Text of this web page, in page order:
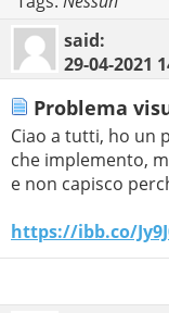
said:
29-04-2021
Problema
Ciao a tutti, ho un
che implemento,
e non capisco
https://ibb.co/